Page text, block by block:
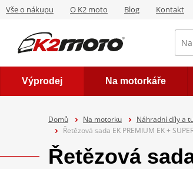
Vše o nákupu O K2 moto Blog Kontakt
Výprodej Na motorkáře
Domů Na motorku Náhradní díly a
Řetězová sada EK PREMIUM EK +
Řetězová